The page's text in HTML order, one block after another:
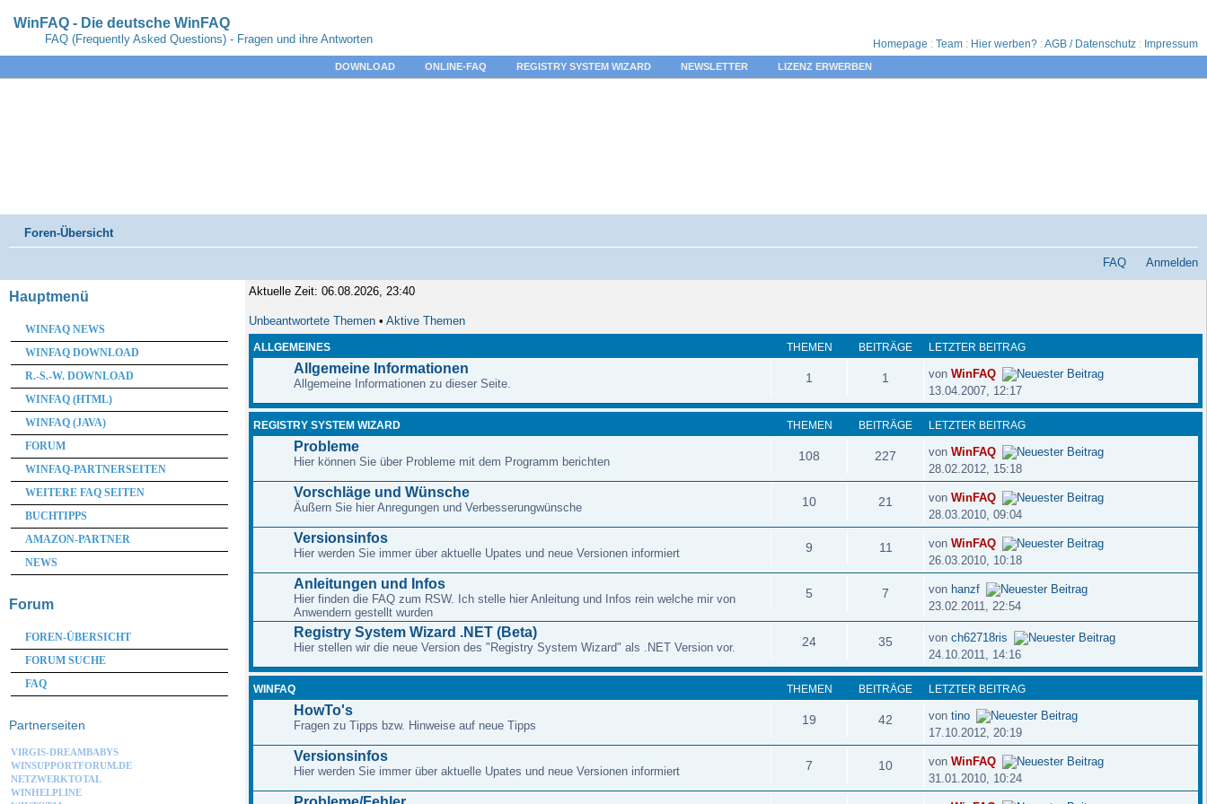
WinFAQ - Die deutsche WinFAQ
FAQ (Frequently Asked Questions) - Fragen und ihre Antworten Homepage : Team : Hier werben? :AGB / Datenschutz : Impressum
DOWNLOAD ONLINE-FAQ REGISTRY SYSTEM WIZARD NEWSLETTER LIZENZ ERWERBEN
Foren-Übersicht
FAQ Anmelden
Aktuelle Zeit: 06.08.2026, 23:40
Unbeantwortete Themen •Aktive Themen
ALLGEMEINES THEMEN BEITRÄGE LETZTER BEITRAG
Allgemeine Informationen
Allgemeine Informationen zu dieser Seite. 1 1 vonWinFAQ
13.04.2007, 12:17
REGISTRY SYSTEM WIZARD THEMEN BEITRÄGE LETZTER BEITRAG
Probleme
Hier können Sie über Probleme mit dem Programm berichten 108 227 vonWinFAQ
28.02.2012, 15:18
Vorschläge und Wünsche
Äußern Sie hier Anregungen und Verbesserungwünsche 10 21 vonWinFAQ
28.03.2010, 09:04
Versionsinfos
Hier werden Sie immer über aktuelle Upates und neue Versionen informiert 9 11 vonWinFAQ
26.03.2010, 10:18
Anleitungen und Infos
Hier finden die FAQ zum RSW. Ich stelle hier Anleitung und Infos rein welche mir von
Anwendern gestellt wurden
5 7 von hanzf
23.02.2011, 22:54
Registry System Wizard .NET (Beta)
Hier stellen wir die neue Version des "Registry System Wizard" als .NET Version vor. 24 35 vonch62718ris
24.10.2011, 14:16
WINFAQ THEMEN BEITRÄGE LETZTER BEITRAG
HowTo's
Fragen zu Tipps bzw. Hinweise auf neue Tipps 19 42 vontino
17.10.2012, 20:19
Versionsinfos
Hier werden Sie immer über aktuelle Upates und neue Versionen informiert 7 10 vonWinFAQ
31.01.2010, 10:24
Hauptmenü
WINFAQ NEWS
WINFAQ DOWNLOAD
R.-S.-W. DOWNLOAD
WINFAQ (HTML)
WINFAQ (JAVA)
FORUM
WINFAQ-PARTNERSEITEN
WEITERE FAQ SEITEN
BUCHTIPPS
AMAZON-PARTNER
NEWS
Forum
FOREN-ÜBERSICHT
FORUM SUCHE
FAQ
Partnerseiten
VIRGIS-DREAMBABYS
WINSUPPORTFORUM.DE
NETZWERKTOTAL
WINHELPLINE